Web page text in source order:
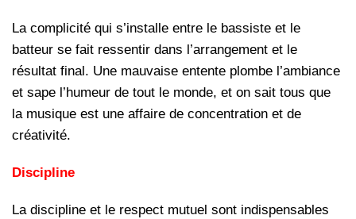
La complicité qui s’installe entre le bassiste et le
batteur se fait ressentir dans l’arrangement et le
résultat final. Une mauvaise entente plombe l’ambiance
et sape l’humeur de tout le monde, et on sait tous que
la musique est une affaire de concentration et de
créativité.
Discipline
La discipline et le respect mutuel sont indispensables